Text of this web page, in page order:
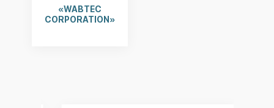
«WABTEC
CORPORATION»